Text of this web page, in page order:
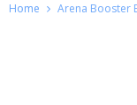
Home Arena Booster